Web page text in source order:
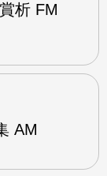
析 FM
AM